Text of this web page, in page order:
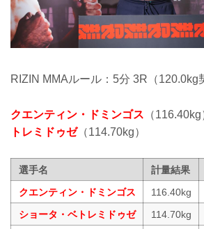
RIZIN MMAルール：5分 3R（120.0kg
クエンティン・ドミンゴス （
トレミドゥゼ（114.70kg）
選手名 計量結果
クエンティン・ドミンゴス
116.40kg
ショータ・ベトレミドゥゼ
114.70kg